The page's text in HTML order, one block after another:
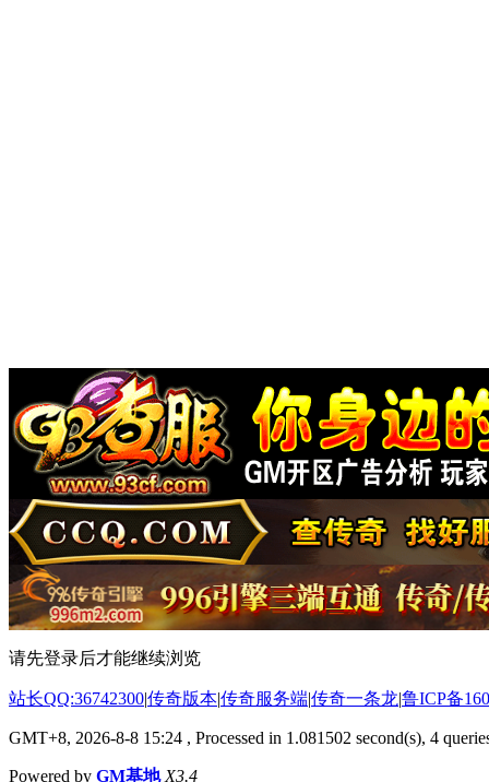
请先登录后才能继续浏览
站长QQ:36742300|传奇版本|传奇服务端|传奇一条龙|鲁ICP备
GMT+8, 2026-8-8 15:24 , Processed in 1.081502 second(s), 4
Powered by GM基地 X3.4